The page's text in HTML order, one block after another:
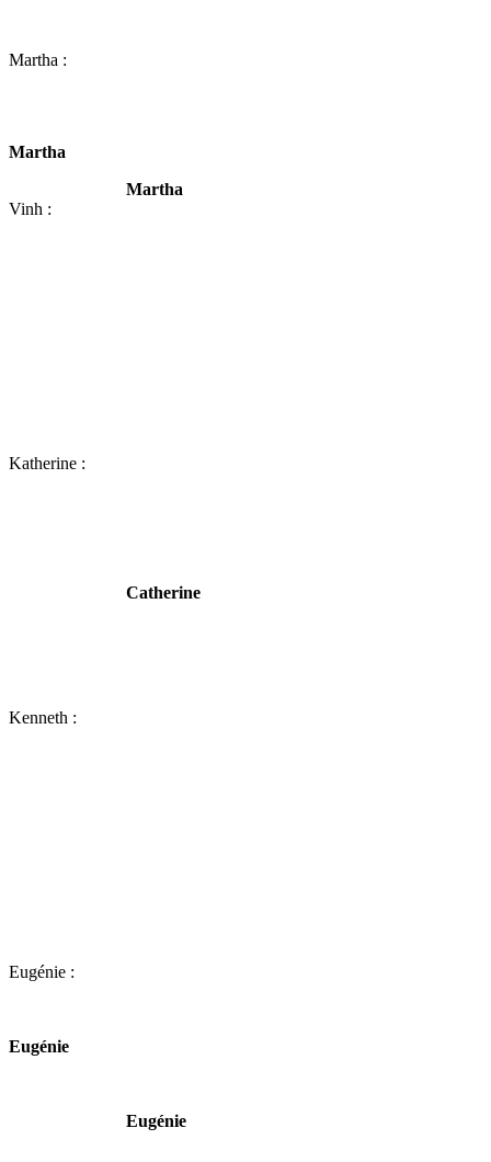
Martha :
Martha
Martha
Vinh :
Katherine :
Catherine
Kenneth :
Eugénie :
Eugénie
Eugénie